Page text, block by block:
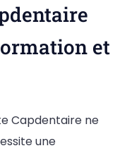
et
Capdentaire ne
une